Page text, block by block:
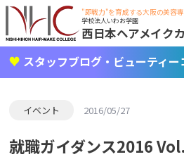
"即戦力"を育成する大阪の美容
学校法人いわお学園
西日本ヘアメイク
スタッフブログ・ビューティー
イベント 2016/05/27
就職ガイダンス2016